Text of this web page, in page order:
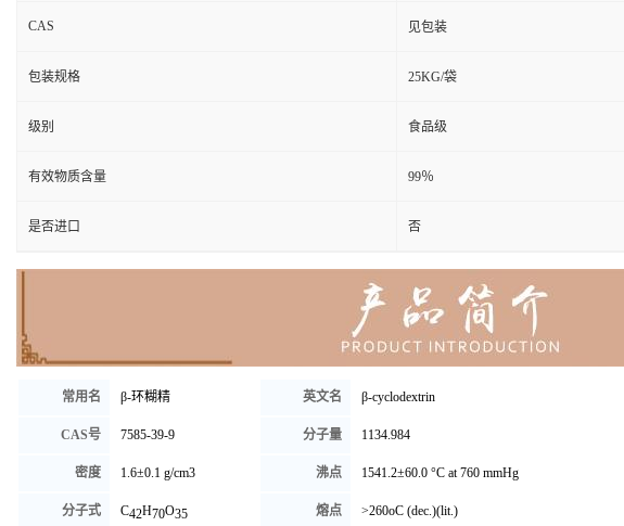
CAS 见包装
包装规格 25KG/袋
级别 食品级
有效物质含量 99％
是否进口 否
常用名 β-环糊精 英文名 β-cyclodextrin
CAS号 7585-39-9 分子量 1134.984
密度 1.6±0.1 g/cm3 沸点 1541.2±60.0 °C at 760 mmHg
分子式 C42H70O35 熔点 >260oC (dec.)(lit.)